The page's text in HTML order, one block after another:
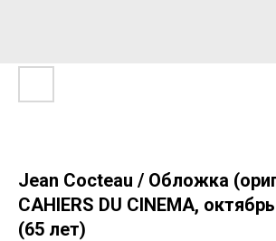
Jean Cocteau / Обложка
CAHIERS DU CINEMA,
(65 лет)